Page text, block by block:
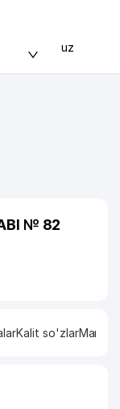
uz
№ 82
Kalit so'zlarManzil